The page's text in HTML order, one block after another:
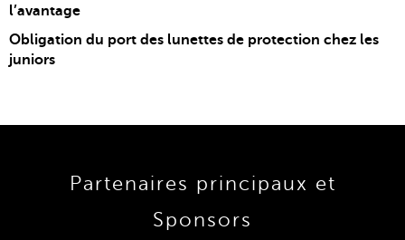
l’avantage
Obligation du port des lunettes de protection chez les
juniors
Partenaires principaux et
Sponsors